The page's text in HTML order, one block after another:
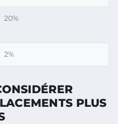
20%
2%
PLUS